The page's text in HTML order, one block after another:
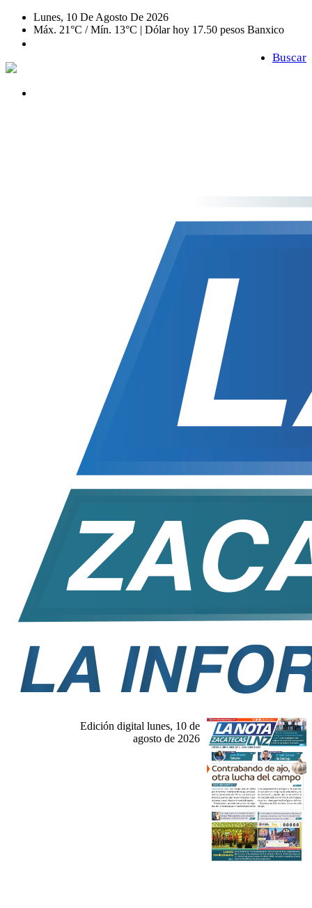
Lunes, 10 De Agosto De 2026
Máx. 21°C / Mín. 13°C | Dólar hoy 17.50 pesos Banxico
Buscar
Edición digital lunes, 10 de
agosto de 2026